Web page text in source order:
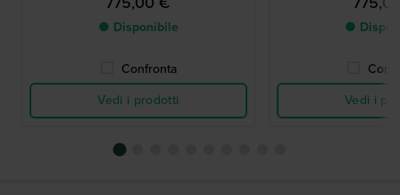
● Disponibile
Confronta
Vedi i prodotti
●
Vedi i